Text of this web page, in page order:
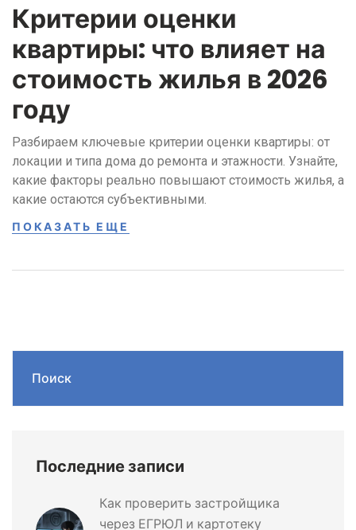
Критерии оценки
квартиры: что влияет на
стоимость жилья в 2026
году
Разбираем ключевые критерии оценки квартиры: от
локации и типа дома до ремонта и этажности. Узнайте,
какие факторы реально повышают стоимость жилья, а
какие остаются субъективными.
ПОКАЗАТЬ ЕЩЕ
Поиск
Последние записи
Как проверить застройщика
через ЕГРЮЛ и картотеку